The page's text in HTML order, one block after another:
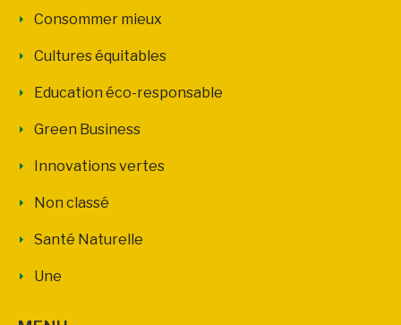
Consommer mieux
Cultures équitables
Education éco-responsable
Green Business
Innovations vertes
Non classé
Santé Naturelle
Une